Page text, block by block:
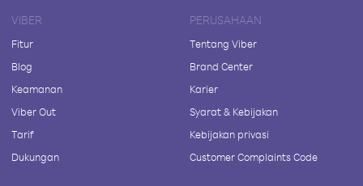
VIBER
Fitur
Blog
Keamanan
Viber Out
Tarif
Dukungan
PERUSAHAAN
Tentang Viber
Brand Center
Karier
Syarat & Kebijakan
Kebijakan privasi
Customer Complaints Code